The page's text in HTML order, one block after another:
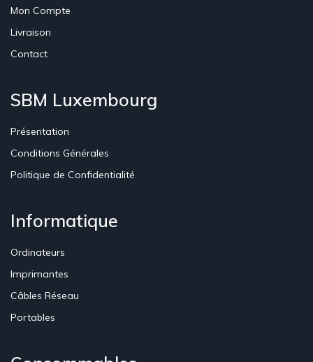
Mon Compte
Livraison
Contact
SBM Luxembourg
Présentation
Conditions Générales
Politique de Confidentialité
Informatique
Ordinateurs
Imprimantes
Câbles Réseau
Portables